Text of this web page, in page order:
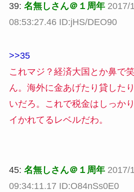
39: 名無しさん＠１周年 2017/
08:53:27.46 ID:jHS/DEO90
>>35
これマジ？経済大国とか鼻で
ん。海外に金あげたり貸した
いだろ。これで税金はしっか
イかれてるレベルだわ。
45: 名無しさん＠１周年 2017/
09:34:11.17 ID:O84nSs0E0